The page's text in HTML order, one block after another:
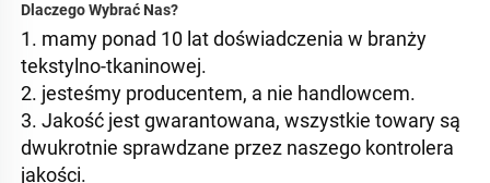
Dlaczego Wybrać Nas?
1. mamy ponad 10 lat doświadczenia w branży
tekstylno-tkaninowej.
2. jesteśmy producentem, a nie handlowcem.
3. Jakość jest gwarantowana, wszystkie towary są
dwukrotnie sprawdzane przez naszego kontrolera
jakości.